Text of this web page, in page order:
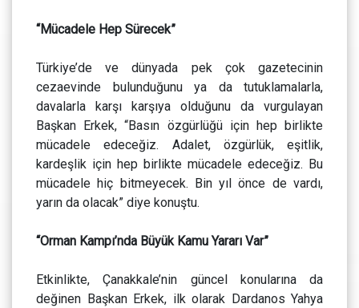
“Mücadele Hep Sürecek”
Türkiye’de ve dünyada pek çok gazetecinin
cezaevinde bulunduğunu ya da tutuklamalarla,
davalarla karşı karşıya olduğunu da vurgulayan
Başkan Erkek, “Basın özgürlüğü için hep birlikte
mücadele edeceğiz. Adalet, özgürlük, eşitlik,
kardeşlik için hep birlikte mücadele edeceğiz. Bu
mücadele hiç bitmeyecek. Bin yıl önce de vardı,
yarın da olacak” diye konuştu.
“Orman Kampı’nda Büyük Kamu Yararı Var”
Etkinlikte, Çanakkale’nin güncel konularına da
değinen Başkan Erkek, ilk olarak Dardanos Yahya